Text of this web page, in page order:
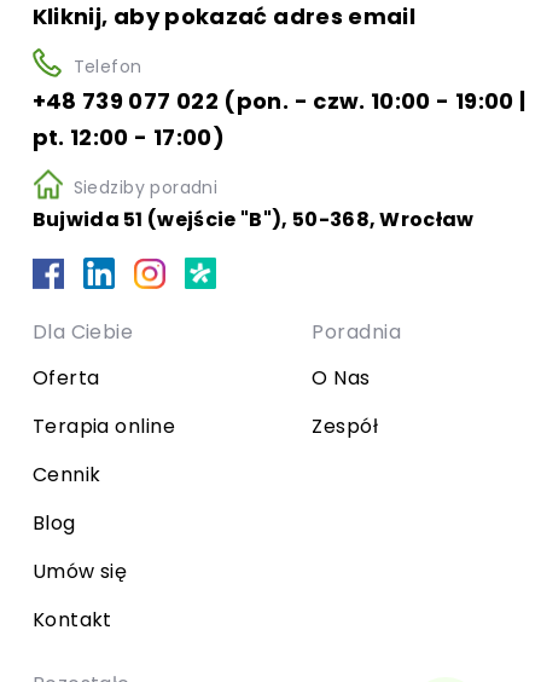
Kliknij, aby pokazać adres email
Telefon
+48 739 077 022 (pon. - czw. 10:00 - 19:00 |
pt. 12:00 - 17:00)
Siedziby poradni
Bujwida 51 (wejście "B"), 50-368, Wrocław
Dla Ciebie
Oferta
Terapia online
Cennik
Blog
Umów się
Kontakt
Poradnia
O Nas
Zespół